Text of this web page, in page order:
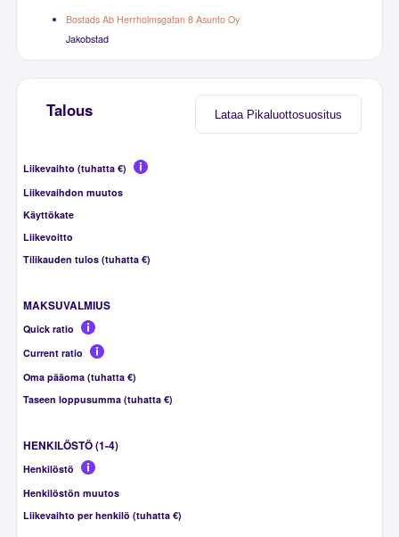
Bostads Ab Herrholmsgatan 8 Asunto Oy
Jakobstad
Lataa Pikaluottosuositus
Talous
Liikevaihto (tuhatta €)
Liikevaihdon muutos
Käyttökate
Liikevoitto
Tilikauden tulos (tuhatta €)
MAKSUVALMIUS
Quick ratio
Current ratio
Oma pääoma (tuhatta €)
Taseen loppusumma (tuhatta €)
HENKILÖSTÖ (1-4)
Henkilöstö
Henkilöstön muutos
Liikevaihto per henkilö (tuhatta €)